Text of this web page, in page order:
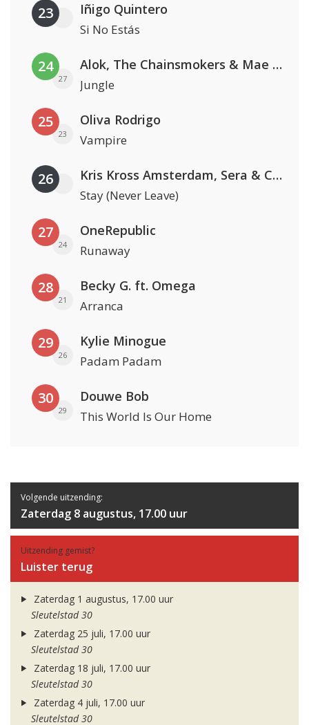
23 Iñigo Quintero
Si No Estás
24
27
Alok, The Chainsmokers & Mae Stephens
Jungle
25
23
Oliva Rodrigo
Vampire
26 Kris Kross Amsterdam, Sera & Conor Maynard
Stay (Never Leave)
27
24
OneRepublic
Runaway
28
21
Becky G. ft. Omega
Arranca
29
26
Kylie Minogue
Padam Padam
30
29
Douwe Bob
This World Is Our Home
Volgende uitzending:
Zaterdag 8 augustus, 17.00 uur
Uitzending gemist?
Luister terug
Zaterdag 1 augustus, 17.00 uur
Sleutelstad 30
Zaterdag 25 juli, 17.00 uur
Sleutelstad 30
Zaterdag 18 juli, 17.00 uur
Sleutelstad 30
Zaterdag 4 juli, 17.00 uur
Sleutelstad 30